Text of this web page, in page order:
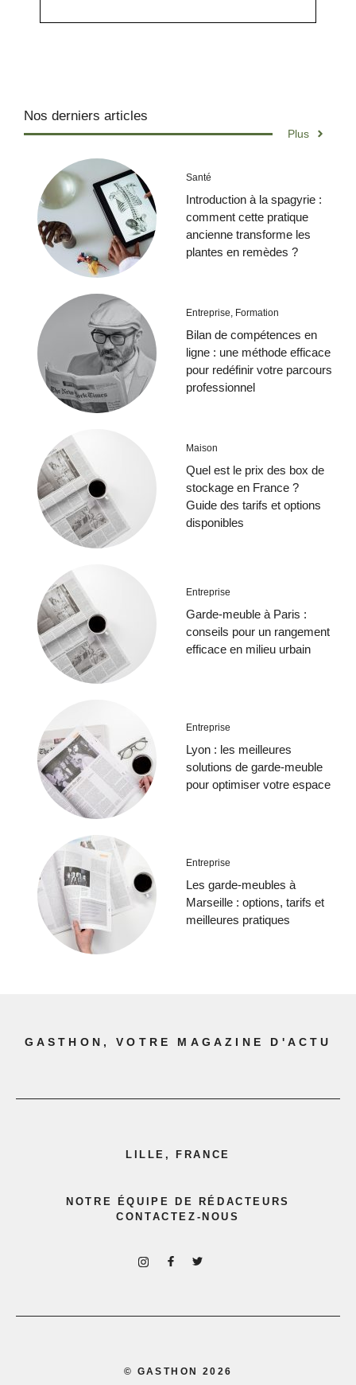
Nos derniers articles
Plus
Santé
Introduction à la spagyrie :
comment cette pratique
ancienne transforme les
plantes en remèdes ?
Entreprise, Formation
Bilan de compétences en
ligne : une méthode efficace
pour redéfinir votre parcours
professionnel
Maison
Quel est le prix des box de
stockage en France ?
Guide des tarifs et options
disponibles
Entreprise
Garde-meuble à Paris :
conseils pour un rangement
efficace en milieu urbain
Entreprise
Lyon : les meilleures
solutions de garde-meuble
pour optimiser votre espace
Entreprise
Les garde-meubles à
Marseille : options, tarifs et
meilleures pratiques
GASTHON, VOTRE MAGAZINE D'ACTU
LILLE, FRANCE
NOTRE ÉQUIPE DE RÉDACTEURS
CONTACTEZ-NOUS
© GASTHON 2026